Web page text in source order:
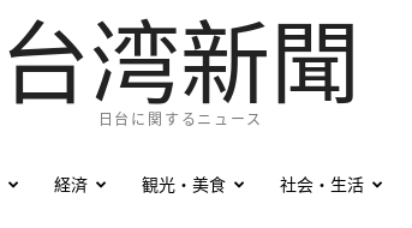
台湾新聞
日台に関するニュース
経済 観光・美食 社会・生活